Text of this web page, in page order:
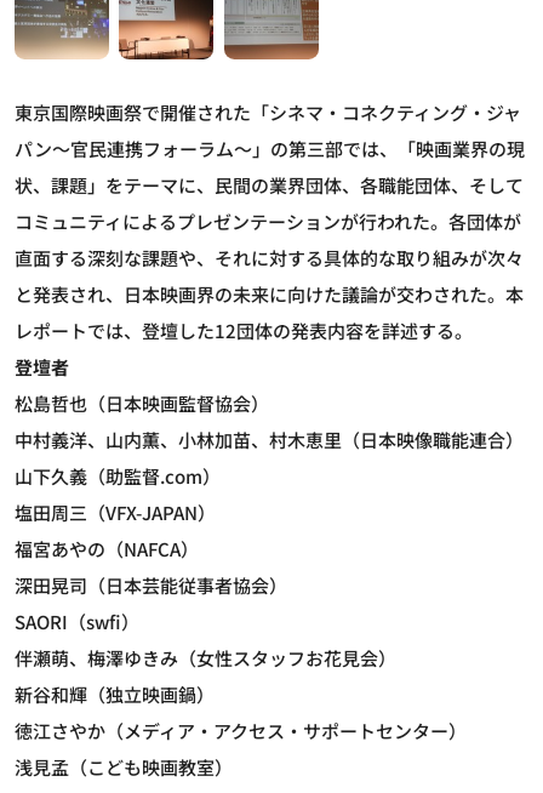
東京国際映画祭で開催された「シネマ・コネクティング・ジャ
パン～官民連携フォーラム～」の第三部では、「映画業界の現
状、課題」をテーマに、民間の業界団体、各職能団体、そして
コミュニティによるプレゼンテーションが行われた。各団体が
直面する深刻な課題や、それに対する具体的な取り組みが次々
と発表され、日本映画界の未来に向けた議論が交わされた。本
レポートでは、登壇した12団体の発表内容を詳述する。
登壇者
松島哲也（日本映画監督協会）
中村義洋、山内薫、小林加苗、村木恵里（日本映像職能連合）
山下久義（助監督.com）
塩田周三（VFX-JAPAN）
福宮あやの（NAFCA）
深田晃司（日本芸能従事者協会）
SAORI（swfi）
伴瀬萌、梅澤ゆきみ（女性スタッフお花見会）
新谷和輝（独立映画鍋）
徳江さやか（メディア・アクセス・サポートセンター）
浅見孟（こども映画教室）